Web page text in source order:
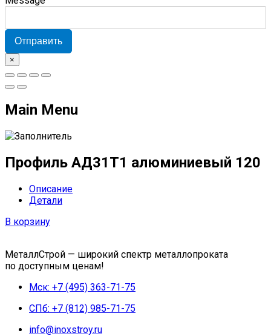
Отправить
×
Main Menu
Профиль АД31Т1 алюминиевый 120
Описание
Детали
В корзину
МеталлСтрой — широкий спектр металлопроката
по доступным ценам!
Мск: +7 (495) 363-71-75
СПб: +7 (812) 985-71-75
info@inoxstroy.ru